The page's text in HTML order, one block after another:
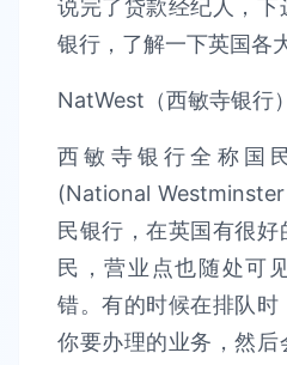
说完了贷款经纪人，
银行，了解一下英国各
NatWest（西敏寺银行）
西敏寺银行全称国
(National
民银行，在英国有很
民，营业点也随处可
错。有的时候在排队
你要办理的业务，然后